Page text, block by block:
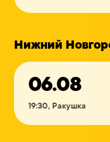
Нижний
06.08
19:30, Ракушка